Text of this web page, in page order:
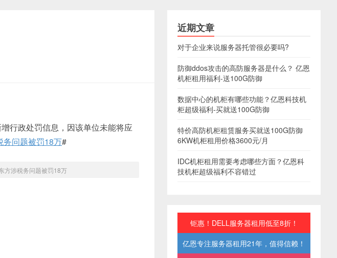
行政处罚信息，因该单位未能将应
务问题被罚18万# ​​​​
方涉税务问题被罚18万
近期文章
对于企业来说服务器托管很必要吗?
防御ddos攻击的高防服务器是什么？ 亿恩
机柜租用福利-送100G防御
数据中心的机柜有哪些功能？亿恩科技机
柜超级福利-买就送100G防御
特价高防机柜租赁服务买就送100G防御
6KW机柜租用价格3600元/月
IDC机柜租用需要考虑哪些方面？亿恩科
技机柜超级福利不容错过
钜惠！DELL服务器租用低至8折！
亿恩专注服务器租用21年，值得信赖！